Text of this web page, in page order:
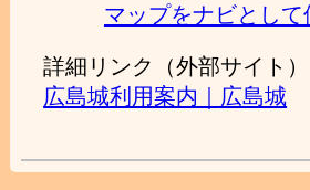
マップをナビとして
詳細リンク（外部サイト）
広島城利用案内｜広島城